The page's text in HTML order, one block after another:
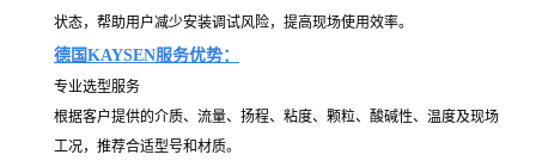
状态，帮助用户减少安装调试风险，提高现场使用效率。
德国KAYSEN服务优势：
专业选型服务
根据客户提供的介质、流量、扬程、粘度、颗粒、酸碱性、温度及现场
工况，推荐合适型号和材质。